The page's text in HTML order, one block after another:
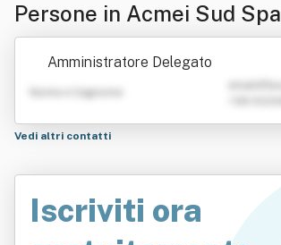
Persone in Acmei Sud Spa
Amministratore Delegato
Nome e Cognome
Vedi altri contatti
Iscriviti ora